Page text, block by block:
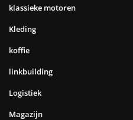
klassieke motoren
Kleding
koffie
linkbuilding
Logistiek
Magazijn